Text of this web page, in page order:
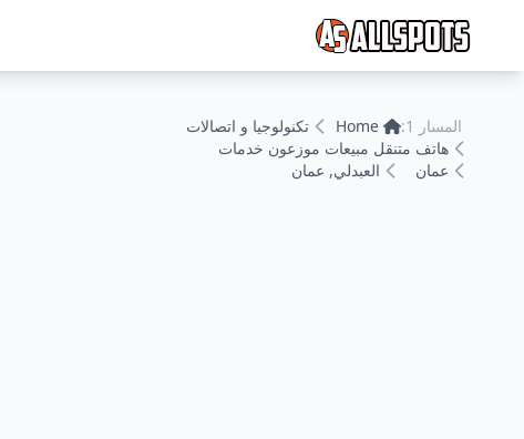
المسار 1: Home
تكنولوجيا و اتصالات
هاتف متنقل مبيعات موزعون خدمات
عمان
العبدلي, عمان